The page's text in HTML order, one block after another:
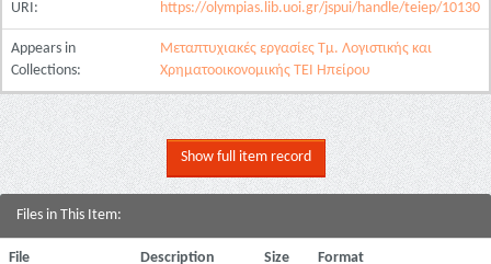
URI: https://olympias.lib.uoi.gr/jspui/handle/teiep/10130
Appears in
Collections:
Μεταπτυχιακές εργασίες Τμ. Λογιστικής και
Χρηματοοικονομικής ΤΕΙ Ηπείρου
Show full item record
Files in This Item:
File Description Size Format